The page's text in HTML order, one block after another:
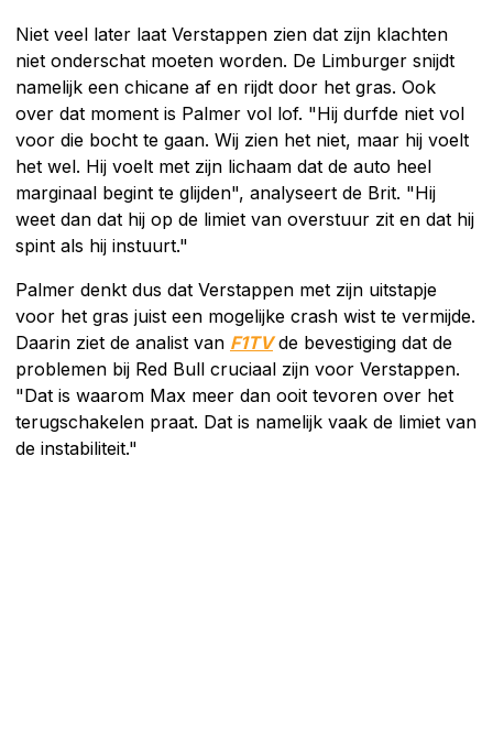
Niet veel later laat Verstappen zien dat zijn klachten
niet onderschat moeten worden. De Limburger snijdt
namelijk een chicane af en rijdt door het gras. Ook
over dat moment is Palmer vol lof. "Hij durfde niet vol
voor die bocht te gaan. Wij zien het niet, maar hij voelt
het wel. Hij voelt met zijn lichaam dat de auto heel
marginaal begint te glijden", analyseert de Brit. "Hij
weet dan dat hij op de limiet van overstuur zit en dat hij
spint als hij instuurt."
Palmer denkt dus dat Verstappen met zijn uitstapje
voor het gras juist een mogelijke crash wist te vermijde.
Daarin ziet de analist van F1TVde bevestiging dat de
problemen bij Red Bull cruciaal zijn voor Verstappen.
"Dat is waarom Max meer dan ooit tevoren over het
terugschakelen praat. Dat is namelijk vaak de limiet van
de instabiliteit."